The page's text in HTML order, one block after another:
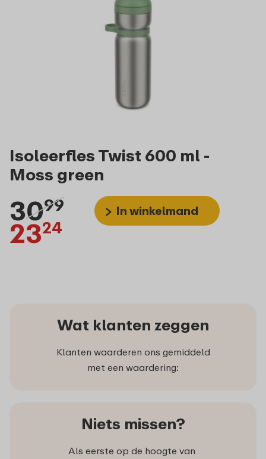
Isoleerfles Twist 600 ml -
Moss green
3099
2324
In winkelmand
Wat klanten zeggen
Klanten waarderen ons gemiddeld
met een waardering:
Niets missen?
Als eerste op de hoogte van